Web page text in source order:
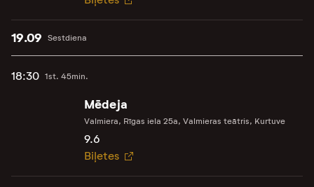
Sestdiena
19.09
18:30 1st. 45min.
Mēdeja
Valmiera, Rīgas iela 25a, Valmieras teātris, Kurtuve
9.6
Biļetes